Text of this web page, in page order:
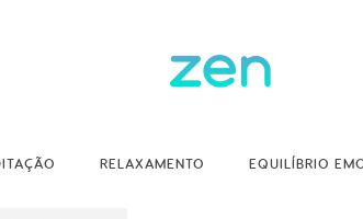
RELAXAMENTO EQUILÍBRIO